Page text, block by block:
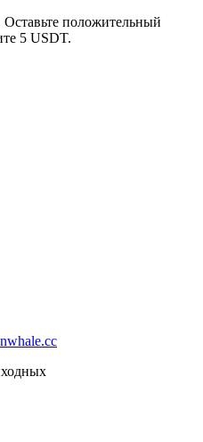
положительный
5 USDT.